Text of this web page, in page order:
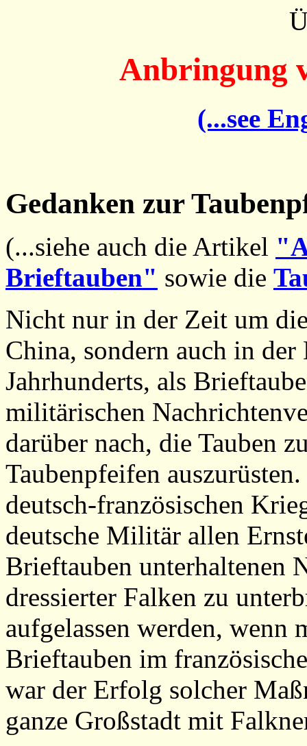
Anbringung
(...see
Gedanken zur
(...siehe auch die Artikel
Brieftauben" sowie die
Nicht nur in der Zeit um
China, sondern auch in der
Jahrhunderts, als
militärischen
darüber nach, die Tauben
Taubenpfeifen
deutsch-französischen
deutsche Militär allen
Brieftauben unterhaltenen
dressierter Falken zu
aufgelassen werden, wenn
Brieftauben im
war der Erfolg solcher
ganze Großstadt mit